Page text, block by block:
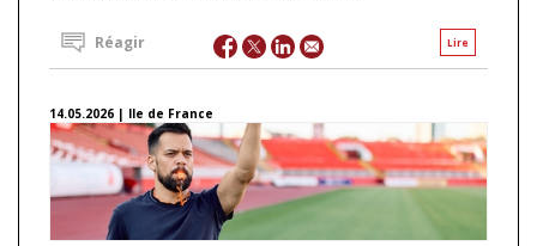
Lire
Réagir
14.05.2026 | Ile de France